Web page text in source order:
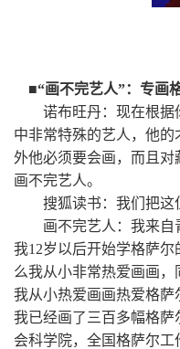
■“画不完艺人”：专画
诺布旺丹：现在根据你
中非常特殊的艺人，他
外他必须要会画，而且
画不完艺人。
搜狐读书：我们把这
画不完艺人：我来自青
我12岁以后开始学格萨
么我从小非常热爱画画
我从小热爱画画热爱格
我已经画了三百多幅格
会科学院，全国格萨尔